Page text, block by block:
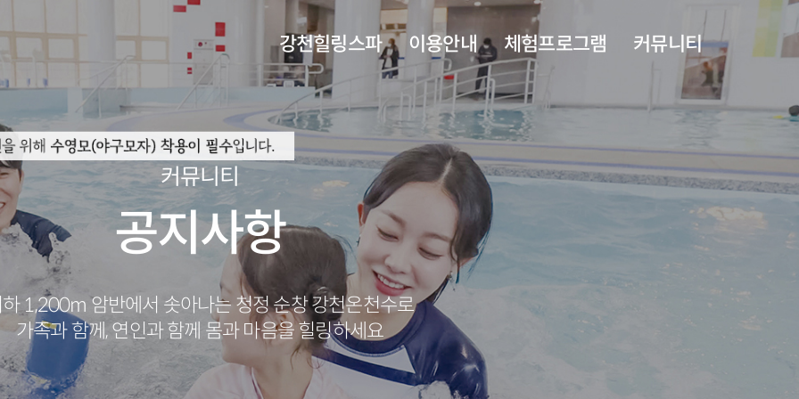
강천힐링스파
체험관안내
오시는길
이용안내
층별안내
이용안내
체험프로그램
치유누리실
도반욕실
커뮤니티
공지사항
자주하는질문
주변관광지
커뮤니티
공지사항
1,200m 암반에서 솟아나는 청정 순창 강천온천수로
가족과 함께, 연인과 함께 몸과 마음을 힐링하세요